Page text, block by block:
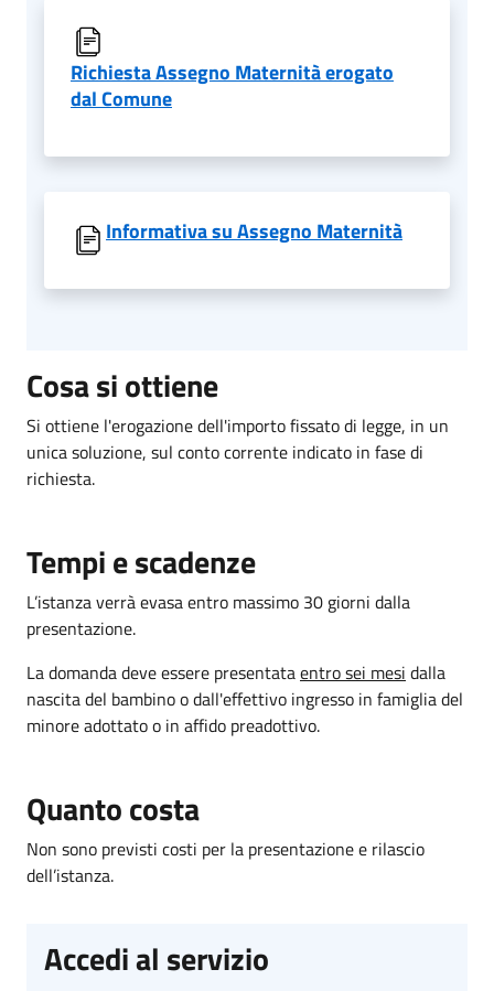
Richiesta Assegno Maternità erogato
dal Comune
Informativa su Assegno Maternità
Cosa si ottiene
Si ottiene l'erogazione dell'importo fissato di legge, in un
unica soluzione, sul conto corrente indicato in fase di
richiesta.
Tempi e scadenze
L’istanza verrà evasa entro massimo 30 giorni dalla
presentazione.
La domanda deve essere presentataentro sei mesi dalla
nascita del bambino o dall'effettivo ingresso in famiglia del
minore adottato o in affido preadottivo.
Quanto costa
Non sono previsti costi per la presentazione e rilascio
dell’istanza.
Accedi al servizio